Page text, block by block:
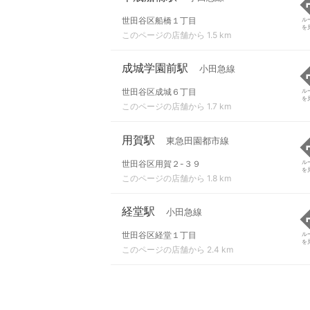
世田谷区船橋１丁目
このページの店舗から 1.5 km
ル
を
成城学園前駅 小田急線
世田谷区成城６丁目
このページの店舗から 1.7 km
ル
を
用賀駅 東急田園都市線
世田谷区用賀２-３９
このページの店舗から 1.8 km
ル
を
経堂駅 小田急線
世田谷区経堂１丁目
このページの店舗から 2.4 km
ル
を